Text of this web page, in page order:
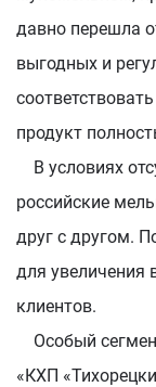
давно перешла
выгодных и
продукт
В условиях
российские
друг с другом.
для увеличения
клиентов.
Особый
«КХП